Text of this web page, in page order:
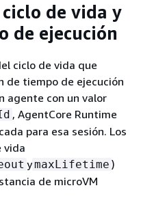
de vida y
de ejecución
ciclo de vida que
de tiempo de ejecución
agente con un valor
, AgentCore Runtime
para esa sesión. Los
vida
ymaxLifetime )
de microVM